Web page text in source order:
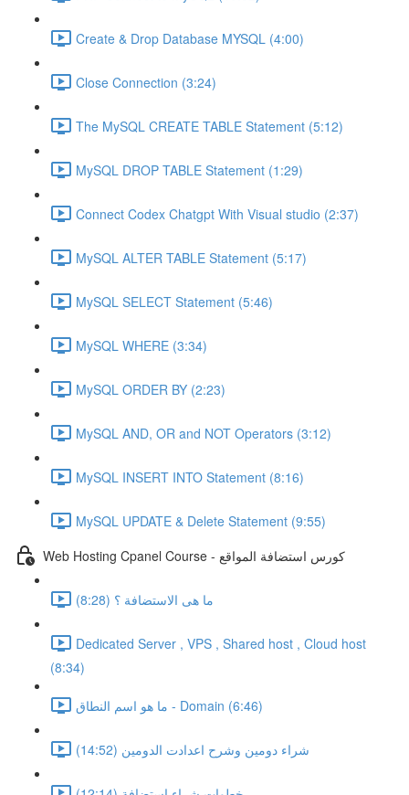
Create & Drop Database MYSQL (4:00)
Close Connection (3:24)
The MySQL CREATE TABLE Statement (5:12)
MySQL DROP TABLE Statement (1:29)
Connect Codex Chatgpt With Visual studio (2:37)
MySQL ALTER TABLE Statement (5:17)
MySQL SELECT Statement (5:46)
MySQL WHERE (3:34)
MySQL ORDER BY (2:23)
MySQL AND, OR and NOT Operators (3:12)
MySQL INSERT INTO Statement (8:16)
MySQL UPDATE & Delete Statement (9:55)
Web Hosting Cpanel Course - كورس استضافة المواقع
ما هى الاستضافة ؟ (8:28)
Dedicated Server , VPS , Shared host , Cloud host
(8:34)
ما هو اسم النطاق - Domain (6:46)
شراء دومين وشرح اعدادت الدومين (14:52)